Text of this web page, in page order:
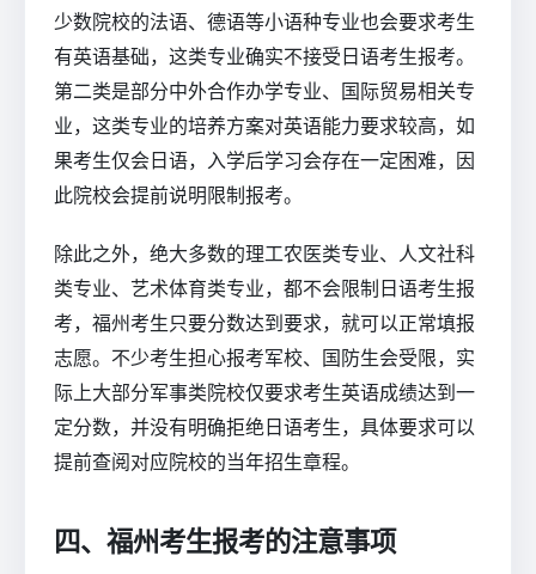
少数院校的法语、德语等小语种专业也会要求考生
有英语基础，这类专业确实不接受日语考生报考。
第二类是部分中外合作办学专业、国际贸易相关专
业，这类专业的培养方案对英语能力要求较高，如
果考生仅会日语，入学后学习会存在一定困难，因
此院校会提前说明限制报考。
除此之外，绝大多数的理工农医类专业、人文社科
类专业、艺术体育类专业，都不会限制日语考生报
考，福州考生只要分数达到要求，就可以正常填报
志愿。不少考生担心报考军校、国防生会受限，实
际上大部分军事类院校仅要求考生英语成绩达到一
定分数，并没有明确拒绝日语考生，具体要求可以
提前查阅对应院校的当年招生章程。
四、福州考生报考的注意事项